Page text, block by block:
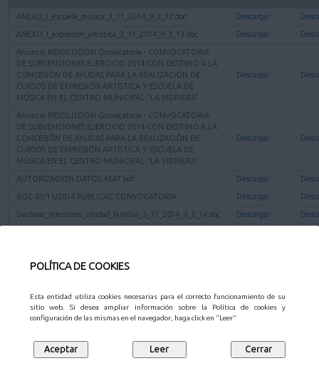
POLÍTICA DE COOKIES
Esta entidad utiliza cookies necesarias para el correcto funcionamiento de su
sitio web. Si desea ampliar información sobre la Política de cookies y
configuración de las mismas en el navegador, haga click en "Leer"
ANEXO_I_escuela_musica_3_11_2014_9_3_12.doc Descargar
ANEXO_I_expresion_artistica_3_11_2014_9_3_13.doc Descargar
Anuncio RESOLUCIÓN Convocatoria - CONVOCATORIA
DE SUBVENCIONES EJERCICIO 2014 CON DESTINO A LA
CONCESIÓN DE AYUDAS PARA LA REALIZACIÓN DE
CURSOS DE EXPRESIÓN ARTÍSTICA Y ESCUELA DE
MÚSICA EN EL CENTRO MUNICIPAL "LA VIDRIERA"
Descargar
Anuncio RESOLUCIÓN Convocatoria - CONVOCATORIA
DE SUBVENCIONES EJERCICIO 2014 CON DESTINO A LA
CONCESIÓN DE AYUDAS PARA LA REALIZACIÓN DE
CURSOS DE EXPRESIÓN ARTÍSTICA Y ESCUELA DE
MÚSICA EN EL CENTRO MUNICIPAL "LA VIDRIERA"
Descargar
AUTORIZACION DATOS AEAT.pdf Descargar
BOC 03/11/2014 PUBLICAC CONVOCATORIA Descargar
Declarac_miembros_unidad_familiar_3_11_2014_9_3_14.doc Descargar